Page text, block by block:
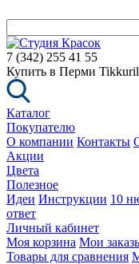
7 (342) 255 41 55
Купить в Перми
Каталог
Покупателю
О компании Контакты
Акции
Цвета
Полезное
Идеи Инструкции 10
ответ
Личный кабинет
Моя корзина Мои
Товары для сравнения